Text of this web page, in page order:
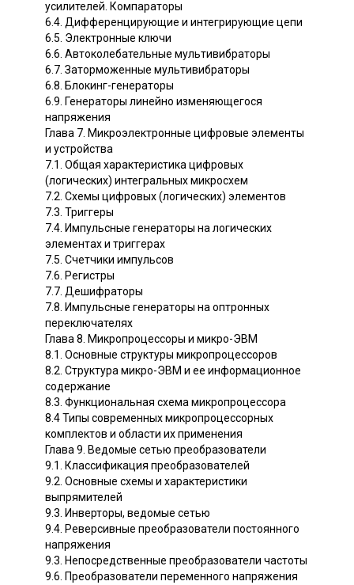
усилителей. Компараторы
6.4. Дифференцирующие и интегрирующие цепи
6.5. Электронные ключи
6.6. Автоколебательные мультивибраторы
6.7. Заторможенные мультивибраторы
6.8. Блокинг-генераторы
6.9. Генераторы линейно изменяющегося
напряжения
Глава 7. Микроэлектронные цифровые элементы
и устройства
7.1. Общая характеристика цифровых
(логических) интегральных микросхем
7.2. Схемы цифровых (логических) элементов
7.3. Триггеры
7.4. Импульсные генераторы на логических
элементах и триггерах
7.5. Счетчики импульсов
7.6. Регистры
7.7. Дешифраторы
7.8. Импульсные генераторы на оптронных
переключателях
Глава 8. Микропроцессоры и микро-ЭВМ
8.1. Основные структуры микропроцессоров
8.2. Структура микро-ЭВМ и ее информационное
содержание
8.3. Функциональная схема микропроцессора
8.4 Типы современных микропроцессорных
комплектов и области их применения
Глава 9. Ведомые сетью преобразователи
9.1. Классификация преобразователей
9.2. Основные схемы и характеристики
выпрямителей
9.3. Инверторы, ведомые сетью
9.4. Реверсивные преобразователи постоянного
напряжения
9.3. Непосредственные преобразователи частоты
9.6. Преобразователи переменного напряжения